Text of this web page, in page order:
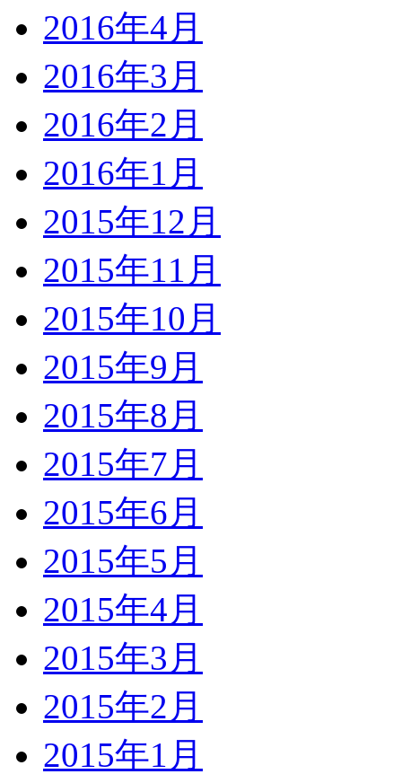
2016年4月
2016年3月
2016年2月
2016年1月
2015年12月
2015年11月
2015年10月
2015年9月
2015年8月
2015年7月
2015年6月
2015年5月
2015年4月
2015年3月
2015年2月
2015年1月